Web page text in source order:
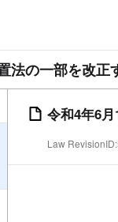
法の一部を改
令和4年6
Law